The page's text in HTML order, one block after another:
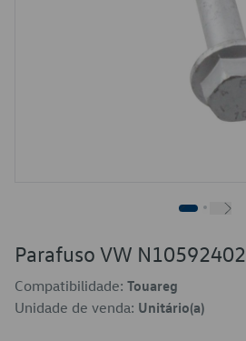
Parafuso VW N10592402
Compatibilidade: Touareg
Unidade de venda: Unitário(a)